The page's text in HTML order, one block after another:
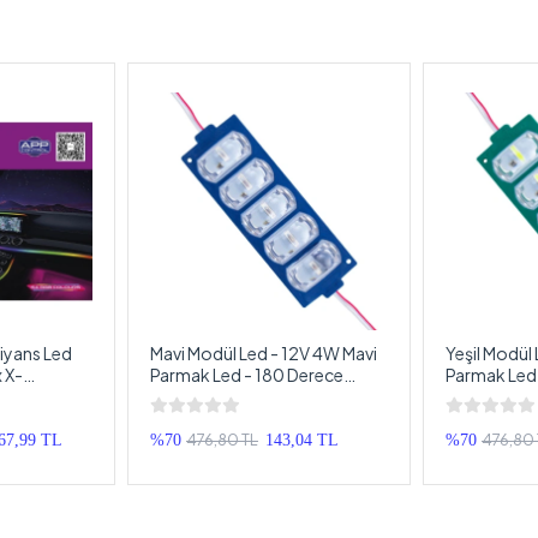
Led
X-
64
RBG Led
TL
Mavi Modül Led - 12V 4W Mavi
Parmak Led - 180 Derece
280LM Profesyonel Modül
Led - 1 Adet
%70 476,80 TL 143,04 TL
Yeşil Modül
Parmak
280LM
Led - 1 Adet
%70 476,80